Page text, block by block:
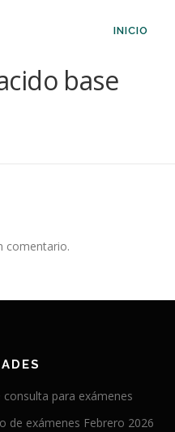
INICIO
base
comentario.
consulta para exámenes
de exámenes Febrero 2026